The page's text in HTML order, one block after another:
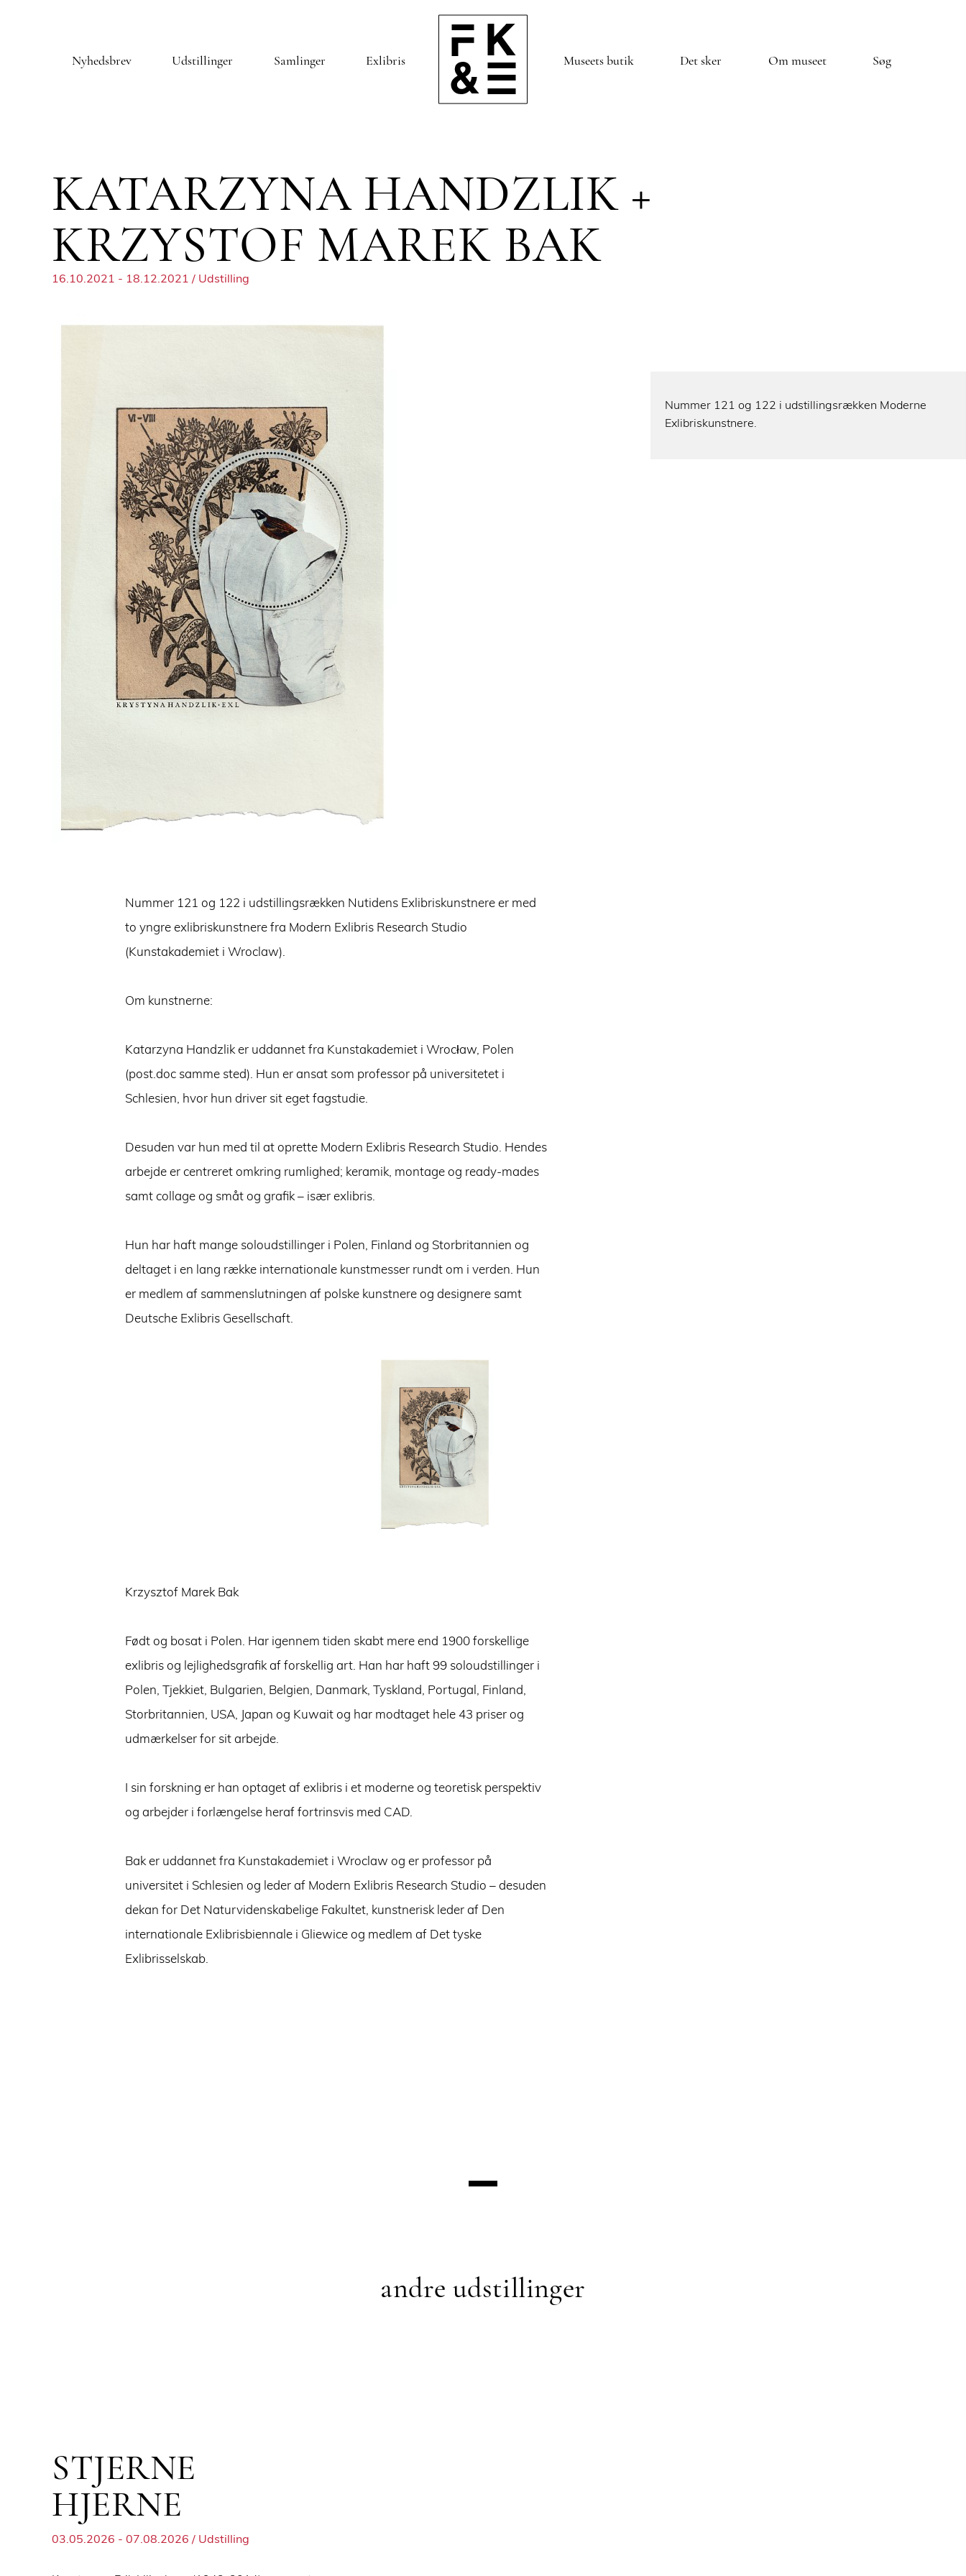
Nyhedsbrev Udstillinger Samlinger Exlibris Museets butik Det sker Om museet Søg
KATARZYNA HANDZLIK +
KRZYSTOF MAREK BAK
16.10.2021 - 18.12.2021 / Udstilling
Nummer 121 og 122 i udstillingsrækken Moderne
Exlibriskunstnere.
Nummer 121 og 122 i udstillingsrækken Nutidens Exlibriskunstnere er med
to yngre exlibriskunstnere fra Modern Exlibris Research Studio
(Kunstakademiet i Wroclaw).
Om kunstnerne:
Katarzyna Handzlik er uddannet fra Kunstakademiet i Wrocław, Polen
(post.doc samme sted). Hun er ansat som professor på universitetet i
Schlesien, hvor hun driver sit eget fagstudie.
Desuden var hun med til at oprette Modern Exlibris Research Studio. Hendes
arbejde er centreret omkring rumlighed; keramik, montage og ready-mades
samt collage og småt og grafik – især exlibris.
Hun har haft mange soloudstillinger i Polen, Finland og Storbritannien og
deltaget i en lang række internationale kunstmesser rundt om i verden. Hun
er medlem af sammenslutningen af ​​polske kunstnere og designere samt
Deutsche Exlibris Gesellschaft.
Krzysztof Marek Bak
Født og bosat i Polen. Har igennem tiden skabt mere end 1900 forskellige
exlibris og lejlighedsgrafik af forskellig art. Han har haft 99 soloudstillinger i
Polen, Tjekkiet, Bulgarien, Belgien, Danmark, Tyskland, Portugal, Finland,
Storbritannien, USA, Japan og Kuwait og har modtaget hele 43 priser og
udmærkelser for sit arbejde.
I sin forskning er han optaget af exlibris i et moderne og teoretisk perspektiv
og arbejder i forlængelse heraf fortrinsvis med CAD.
Bak er uddannet fra Kunstakademiet i Wroclaw og er professor på
universitet i Schlesien og leder af Modern Exlibris Research Studio – desuden
dekan for Det Naturvidenskabelige Fakultet, kunstnerisk leder af Den
internationale Exlibrisbiennale i Gliewice og medlem af Det tyske
Exlibrisselskab.
andre udstillinger
STJERNE
HJERNE
03.05.2026 - 07.08.2026 / Udstilling